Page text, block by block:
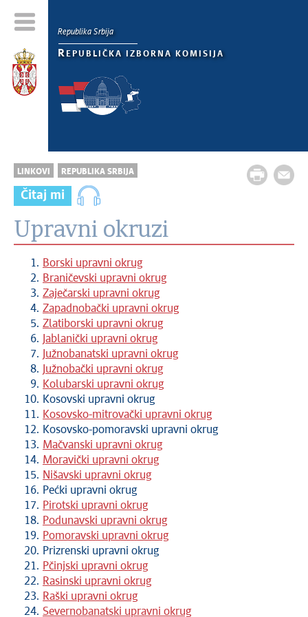
Republika Srbija
R EPUBLIČKA IZBORNA KOMISIJA
LINKOVI REPUBLIKA SRBIJA
Čitaj mi
Upravni okruzi
Borski upravni okrug
Braničevski upravni okrug
Zaječarski upravni okrug
Zapadnobački upravni okrug
Zlatiborski upravni okrug
Jablanički upravni okrug
Južnobanatski upravni okrug
Južnobački upravni okrug
Kolubarski upravni okrug
Kosovski upravni okrug
Kosovsko-mitrovački upravni okrug
Kosovsko-pomoravski upravni okrug
Mačvanski upravni okrug
Moravički upravni okrug
Nišavski upravni okrug
Pećki upravni okrug
Pirotski upravni okrug
Podunavski upravni okrug
Pomoravski upravni okrug
Prizrenski upravni okrug
Pčinjski upravni okrug
Rasinski upravni okrug
Raški upravni okrug
Severnobanatski upravni okrug